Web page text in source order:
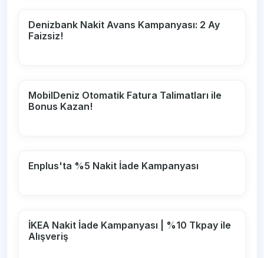
Denizbank Nakit Avans Kampanyası: 2 Ay
Faizsiz!
MobilDeniz Otomatik Fatura Talimatları ile
Bonus Kazan!
Enplus'ta %5 Nakit İade Kampanyası
İKEA Nakit İade Kampanyası | %10 Tkpay ile
Alışveriş